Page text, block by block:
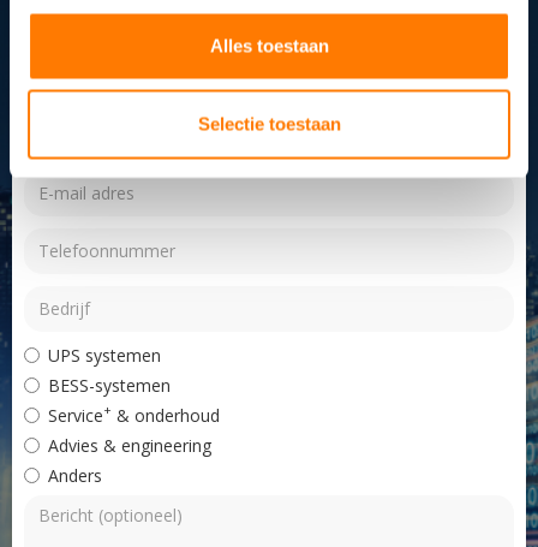
Alles toestaan
Selectie toestaan
Neem direct contact op.
info@eurotronic.nl
UPS systemen
BESS-systemen
Service+ & onderhoud
Advies & engineering
Anders